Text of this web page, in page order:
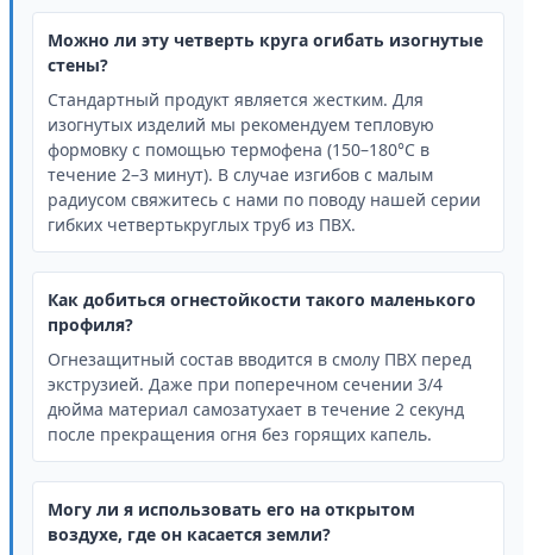
Можно ли эту четверть круга огибать изогнутые
стены?
Стандартный продукт является жестким. Для
изогнутых изделий мы рекомендуем тепловую
формовку с помощью термофена (150–180°C в
течение 2–3 минут). В случае изгибов с малым
радиусом свяжитесь с нами по поводу нашей серии
гибких четвертькруглых труб из ПВХ.
Как добиться огнестойкости такого маленького
профиля?
Огнезащитный состав вводится в смолу ПВХ перед
экструзией. Даже при поперечном сечении 3/4
дюйма материал самозатухает в течение 2 секунд
после прекращения огня без горящих капель.
Могу ли я использовать его на открытом
воздухе, где он касается земли?